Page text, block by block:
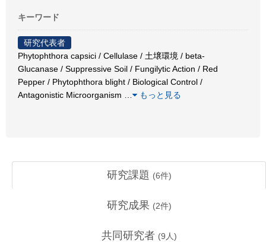
キーワード
研究代表者
Phytophthora capsici / Cellulase / 土壌環境 / beta-
Glucanase / Suppressive Soil / Fungilytic Action / Red
Pepper / Phytophthora blight / Biological Control /
Antagonistic Microorganism
もっと見る
研究課題 (6件)
研究成果 (2件)
共同研究者 (9 人)